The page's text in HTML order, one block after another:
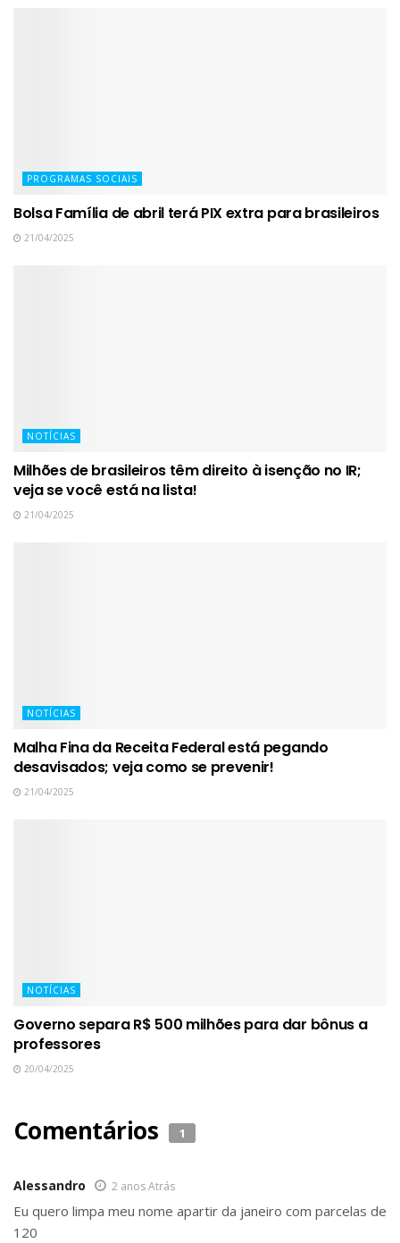
PROGRAMAS SOCIAIS
Bolsa Família de abril terá PIX extra para brasileiros
21/04/2025
NOTÍCIAS
Milhões de brasileiros têm direito à isenção no IR;
veja se você está na lista!
21/04/2025
NOTÍCIAS
Malha Fina da Receita Federal está pegando
desavisados; veja como se prevenir!
21/04/2025
NOTÍCIAS
Governo separa R$ 500 milhões para dar bônus a
professores
20/04/2025
Comentários 1
Alessandro 2 anos Atrás
Eu quero limpa meu nome apartir da janeiro com parcelas de
120